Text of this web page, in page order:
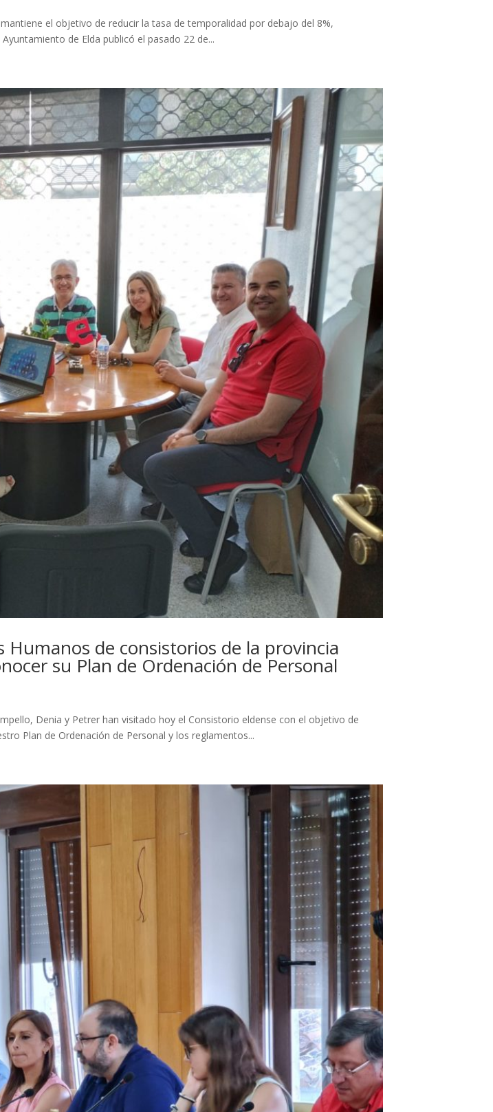
el objetivo de reducir la tasa de temporalidad por debajo del 8%,
de Elda publicó el pasado 22 de...
Humanos de consistorios de la provincia
su Plan de Ordenación de Personal
Denia y Petrer han visitado hoy el Consistorio eldense con el objetivo de
Plan de Ordenación de Personal y los reglamentos...